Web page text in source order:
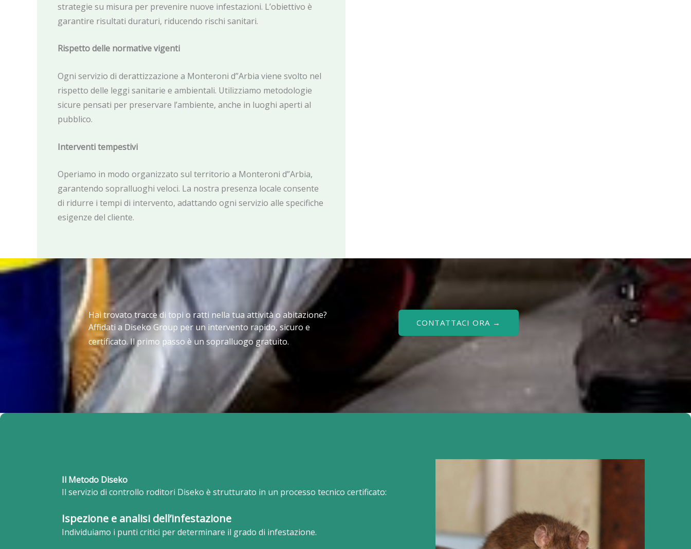
strategie su misura per prevenire nuove infestazioni. L’obiettivo è
garantire risultati duraturi, riducendo rischi sanitari.
Rispetto delle normative vigenti
Ogni servizio di derattizzazione a Monteroni d”Arbia viene svolto nel
rispetto delle leggi sanitarie e ambientali. Utilizziamo metodologie
sicure pensati per preservare l’ambiente, anche in luoghi aperti al
pubblico.
Interventi tempestivi
Operiamo in modo organizzato sul territorio a Monteroni d”Arbia,
garantendo sopralluoghi veloci. La nostra presenza locale consente
di ridurre i tempi di intervento, adattando ogni servizio alle specifiche
esigenze del cliente.
Hai trovato tracce di topi o ratti nella tua attività o abitazione?
Affidati a Diseko Group per un intervento rapido, sicuro e
certificato. Il primo passo è un sopralluogo gratuito.
CONTATTACI ORA →
Il Metodo Diseko
Il servizio di controllo roditori Diseko è strutturato in un processo tecnico certificato:
Ispezione e analisi dell’infestazione
Individuiamo i punti critici per determinare il grado di infestazione.